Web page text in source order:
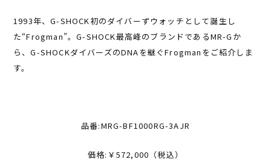
1993年、G-SHOCK初のダイバーずウォッチとして誕生し
た“Frogman”。G-SHOCK最高峰のブランドであるMR-Gか
ら、G-SHOCKダイバーズのDNAを継ぐFrogmanをご紹介しま
す。
品番:MRG-BF1000RG-3AJR
価格:￥572,000（税込）